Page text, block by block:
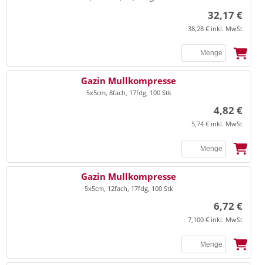
32,17 €
38,28 € inkl. MwSt
Gazin Mullkompresse
5x5cm, 8fach, 17fdg, 100 Stk
4,82 €
5,74 € inkl. MwSt
Gazin Mullkompresse
5x5cm, 12fach, 17fdg, 100 Stk
6,72 €
7,100 € inkl. MwSt